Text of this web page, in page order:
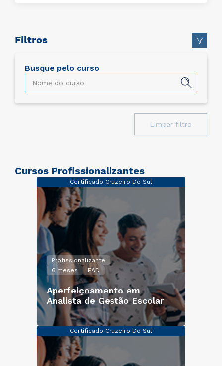
Filtros
Busque pelo curso
Limpar filtro
Cursos Profissionalizantes
Certificado Cruzeiro Do Sul
Profissionalizante
6 meses
EAD
Aperfeiçoamento em
Analista de Gestão Escolar
Certificado Cruzeiro Do Sul